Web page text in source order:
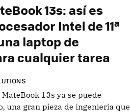
13s: así es
Intel de 11ª
laptop de
cualquier tarea
13s ya se puede
una gran pieza de ingeniería que